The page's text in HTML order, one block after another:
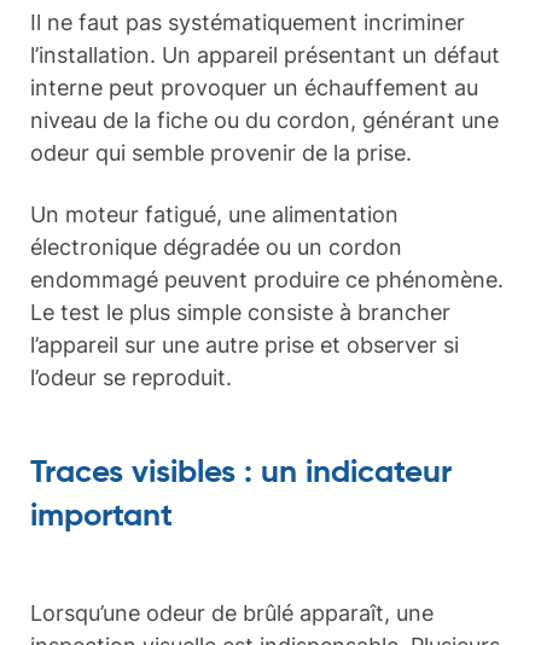
Il ne faut pas systématiquement incriminer
l’installation. Un appareil présentant un défaut
interne peut provoquer un échauffement au
niveau de la fiche ou du cordon, générant une
odeur qui semble provenir de la prise.
Un moteur fatigué, une alimentation
électronique dégradée ou un cordon
endommagé peuvent produire ce phénomène.
Le test le plus simple consiste à brancher
l’appareil sur une autre prise et observer si
l’odeur se reproduit.
Traces visibles : un indicateur
important
Lorsqu’une odeur de brûlé apparaît, une